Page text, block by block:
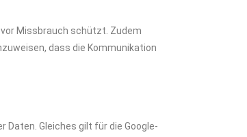
vor Missbrauch schützt. Zudem
dass die Kommunikation
Daten. Gleiches gilt für die Google-